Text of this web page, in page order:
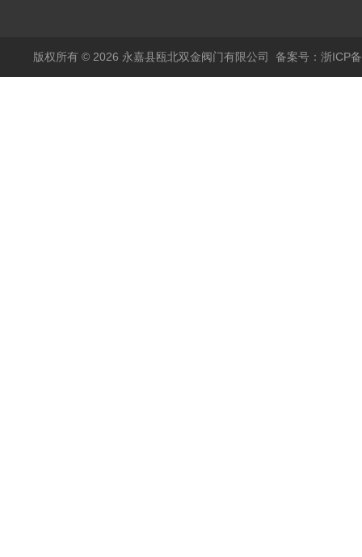
版权所有 © 2026 永嘉县瓯北双金阀门有限公司 备案号：浙ICP